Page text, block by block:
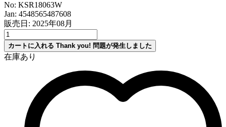
No: KSR18063W
Jan: 4548565487608
販売日: 2025年08月
カートに入れる Thank you! 問題が発生しました
在庫あり